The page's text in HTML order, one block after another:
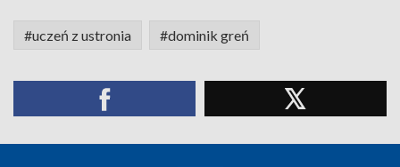
#uczeń z ustronia #dominik greń